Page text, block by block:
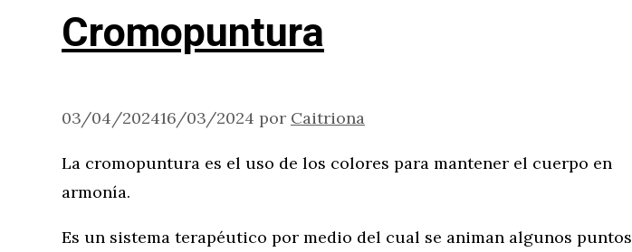
Cromopuntura
03/04/202416/03/2024 por Caitriona
La cromopuntura es el uso de los colores para mantener el cuerpo en
armonía.
Es un sistema terapéutico por medio del cual se animan algunos puntos